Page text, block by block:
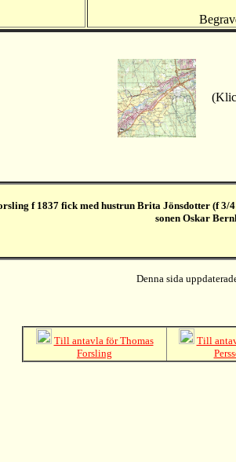
f 1837 fick med hustrun Brita Jönsdotter (f
sonen Oskar
Denna sida
Till antavla för Thomas
Forsling
Till